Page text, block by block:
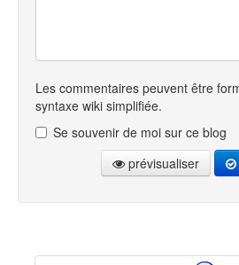
Les commentaires peuvent être
syntaxe wiki simplifiée.
Se souvenir de moi sur ce blog
prévisualiser